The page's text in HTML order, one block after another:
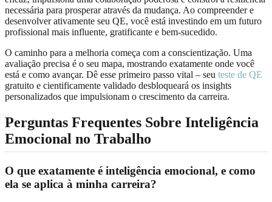
necessária para prosperar através da mudança. Ao compreender e
desenvolver ativamente seu QE, você está investindo em um futuro
profissional mais influente, gratificante e bem-sucedido.
O caminho para a melhoria começa com a conscientização. Uma
avaliação precisa é o seu mapa, mostrando exatamente onde você
está e como avançar. Dê esse primeiro passo vital – seu teste de QE
gratuito e cientificamente validado desbloqueará os insights
personalizados que impulsionam o crescimento da carreira.
Perguntas Frequentes Sobre Inteligência
Emocional no Trabalho
O que exatamente é inteligência emocional, e como
ela se aplica à minha carreira?